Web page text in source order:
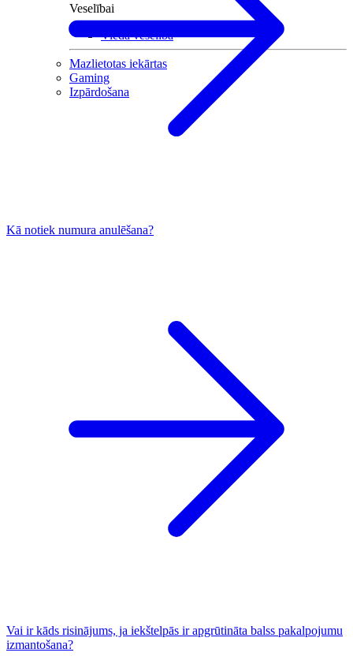
Veselībai
Viedā veselība
Mazlietotas iekārtas
Gaming
Izpārdošana
Kā notiek numura anulēšana?
Vai ir kāds risinājums, ja iekštelpās ir apgrūtināta balss pakalpojumu
izmantošana?